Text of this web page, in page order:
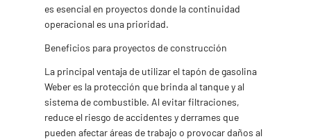
es esencial en proyectos donde la continuidad
operacional es una prioridad.
Beneficios para proyectos de construcción
La principal ventaja de utilizar el tapón de gasolina
Weber es la protección que brinda al tanque y al
sistema de combustible. Al evitar filtraciones,
reduce el riesgo de accidentes y derrames que
pueden afectar áreas de trabajo o provocar daños al